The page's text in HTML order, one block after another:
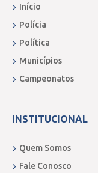
Início
Polícia
Política
Municípios
Campeonatos
INSTITUCIONAL
Quem Somos
Fale Conosco